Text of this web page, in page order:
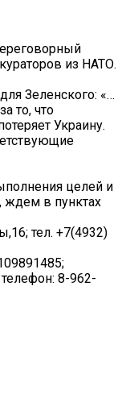
из НАТО.
Зеленского: «…
то, что
Украину.
целей и
ждем в пунктах
тел. +7(4932)
8-962-